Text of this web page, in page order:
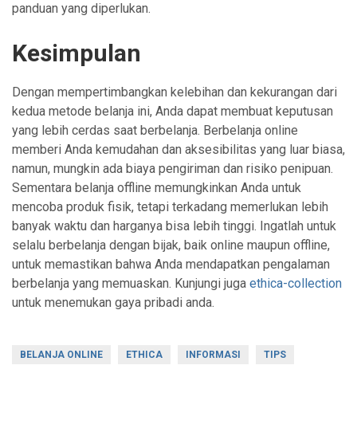
panduan yang diperlukan.
Kesimpulan
Dengan mempertimbangkan kelebihan dan kekurangan dari
kedua metode belanja ini, Anda dapat membuat keputusan
yang lebih cerdas saat berbelanja. Berbelanja online
memberi Anda kemudahan dan aksesibilitas yang luar biasa,
namun, mungkin ada biaya pengiriman dan risiko penipuan.
Sementara belanja offline memungkinkan Anda untuk
mencoba produk fisik, tetapi terkadang memerlukan lebih
banyak waktu dan harganya bisa lebih tinggi. Ingatlah untuk
selalu berbelanja dengan bijak, baik online maupun offline,
untuk memastikan bahwa Anda mendapatkan pengalaman
berbelanja yang memuaskan. Kunjungi juga ethica-collection
untuk menemukan gaya pribadi anda.
BELANJA ONLINE ETHICA INFORMASI TIPS